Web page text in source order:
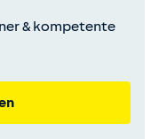
& kompetente